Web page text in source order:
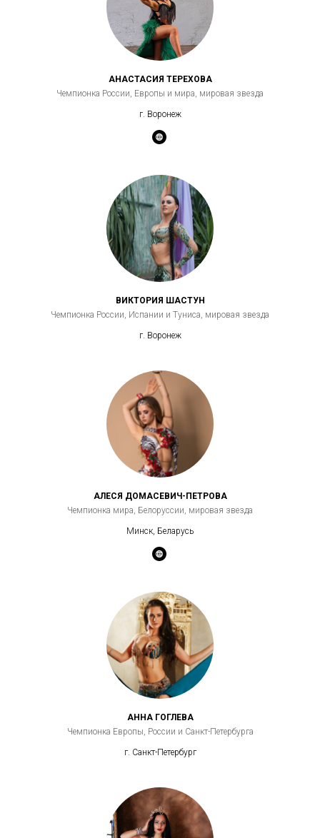
АНАСТАСИЯ ТЕРЕХОВА
Чемпионка России, Европы и мира, мировая звезда
г. Воронеж
ВИКТОРИЯ ШАСТУН
Чемпионка России, Испании и Туниса, мировая звезда
г. Воронеж
АЛЕСЯ ДОМАСЕВИЧ-ПЕТРОВА
Чемпионка мира, Белоруссии, мировая звезда
Минск, Беларусь
АННА ГОГЛЕВА
Чемпионка Европы, России и Санкт-Петербурга
г. Санкт-Петербург